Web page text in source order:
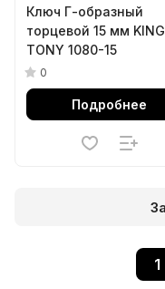
Ключ Г-образный
торцевой 15 мм KING
TONY 1080-15
0
Подробнее
1